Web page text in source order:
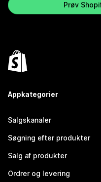
Prøv
Appkategorier
Salgskanaler
Søgning efter produkter
Salg af produkter
Ordrer og levering